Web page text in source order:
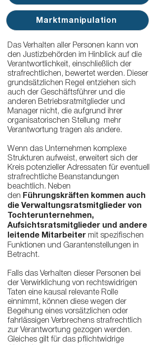
Marktmanipulation
Das Verhalten aller Personen kann von
den Justizbehörden im Hinblick auf die
Verantwortlichkeit, einschließlich der
strafrechtlichen, bewertet werden. Dieser
grundsätzlichen Regel entziehen sich
auch der Geschäftsführer und die
anderen Betriebsratmitglieder und
Manager nicht, die aufgrund ihrer
organisatorischen Stellung mehr
Verantwortung tragen als andere.
Wenn das Unternehmen komplexe
Strukturen aufweist, erweitert sich der
Kreis potenzieller Adressaten für eventuell
strafrechtliche Beanstandungen
beachtlich. Neben
den Führungskräften kommen auch
die Verwaltungsratsmitglieder von
Tochterunternehmen,
Aufsichtsratsmitglieder und andere
leitende Mitarbeiter mit spezifischen
Funktionen und Garantenstellungen in
Betracht.
Falls das Verhalten dieser Personen bei
der Verwirklichung von rechtswidrigen
Taten eine kausal relevante Rolle
einnimmt, können diese wegen der
Begehung eines vorsätzlichen oder
fahrlässigen Verbrechens strafrechtlich
zur Verantwortung gezogen werden.
Gleiches gilt für das pflichtwidrige